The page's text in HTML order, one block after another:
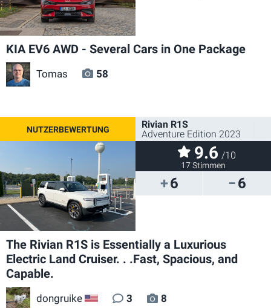
KIA EV6 AWD - Several Cars in One Package
Tomas 58
6 6
Rivian R1S
Adventure Edition 2023
9.6 /10
17 Stimmen
The Rivian R1S is Essentially a Luxurious
Electric Land Cruiser. . .Fast, Spacious, and
Capable.
dongruike US 3 8